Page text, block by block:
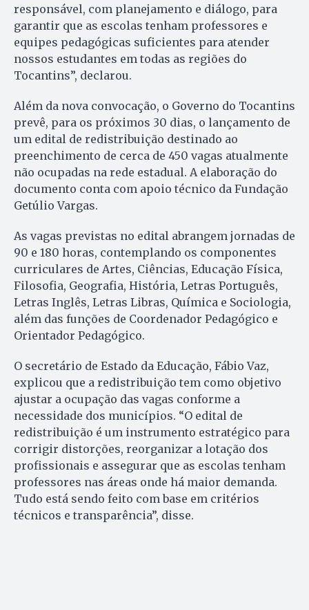
responsável, com planejamento e diálogo, para
garantir que as escolas tenham professores e
equipes pedagógicas suficientes para atender
nossos estudantes em todas as regiões do
Tocantins”, declarou.
Além da nova convocação, o Governo do Tocantins
prevê, para os próximos 30 dias, o lançamento de
um edital de redistribuição destinado ao
preenchimento de cerca de 450 vagas atualmente
não ocupadas na rede estadual. A elaboração do
documento conta com apoio técnico da Fundação
Getúlio Vargas.
As vagas previstas no edital abrangem jornadas de
90 e 180 horas, contemplando os componentes
curriculares de Artes, Ciências, Educação Física,
Filosofia, Geografia, História, Letras Português,
Letras Inglês, Letras Libras, Química e Sociologia,
além das funções de Coordenador Pedagógico e
Orientador Pedagógico.
O secretário de Estado da Educação, Fábio Vaz,
explicou que a redistribuição tem como objetivo
ajustar a ocupação das vagas conforme a
necessidade dos municípios. “O edital de
redistribuição é um instrumento estratégico para
corrigir distorções, reorganizar a lotação dos
profissionais e assegurar que as escolas tenham
professores nas áreas onde há maior demanda.
Tudo está sendo feito com base em critérios
técnicos e transparência”, disse.